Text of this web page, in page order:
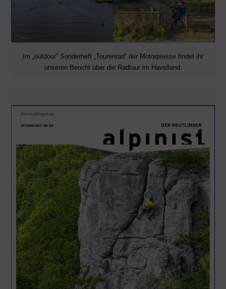
Im „outdoor“ Sonderheft „Tourenrad“ der Motorpresse findet ihr
unseren Bericht über die Radtour im Havelland.